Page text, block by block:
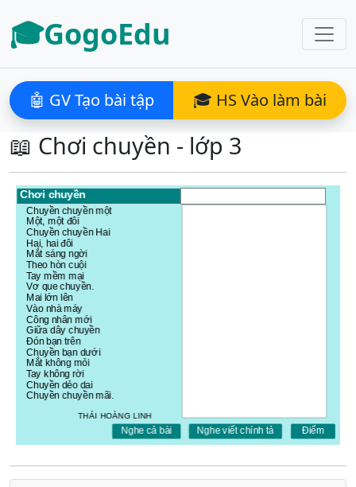
🎓GogoEdu
🤖 GV Tạo bài tập 🎓 HS Vào làm bài
📖 Chơi chuyền - lớp 3